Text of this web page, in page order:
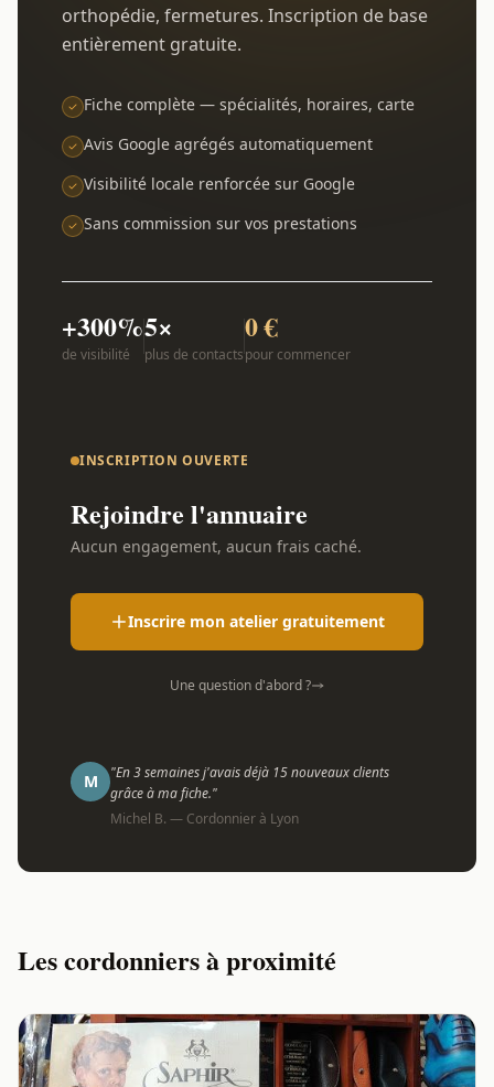
orthopédie, fermetures. Inscription de base
entièrement gratuite.
Fiche complète — spécialités, horaires, carte
Avis Google agrégés automatiquement
Visibilité locale renforcée sur Google
Sans commission sur vos prestations
+300%
de visibilité
5×
plus de contacts
0 €
pour commencer
INSCRIPTION OUVERTE
Rejoindre l'annuaire
Aucun engagement, aucun frais caché.
Inscrire mon atelier gratuitement
Une question d'abord ?
M
"En 3 semaines j'avais déjà 15 nouveaux clients
grâce à ma fiche."
Michel B. — Cordonnier à Lyon
Les cordonniers à proximité